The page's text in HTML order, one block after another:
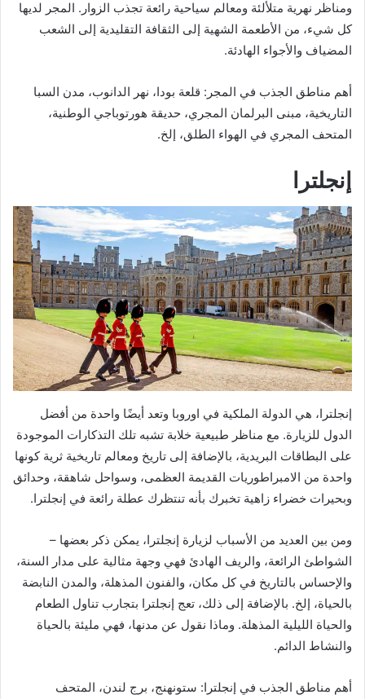
ومناظر نهرية متلألئة ومعالم سياحية رائعة تجذب الزوار. المجر لديها
كل شيء، من الأطعمة الشهية إلى الثقافة التقليدية إلى الشعب
المضياف والأجواء الهادئة.
أهم مناطق الجذب في المجر: قلعة بودا، نهر الدانوب، مدن السبا
التاريخية، مبنى البرلمان المجري، حديقة هورتوباجي الوطنية،
المتحف المجري في الهواء الطلق، إلخ.
إنجلترا
إنجلترا، هي الدولة الملكية في اوروبا وتعد أيضًا واحدة من أفضل
الدول للزيارة. مع مناظر طبيعية خلابة تشبه تلك التذكارات الموجودة
على البطاقات البريدية، بالإضافة إلى تاريخ ومعالم تاريخية ثرية كونها
واحدة من الامبراطوريات القديمة العظمى، وسواحل شاهقة، وحدائق
وبحيرات خضراء زاهية تخبرك بأنه تنتظرك عطلة رائعة في إنجلترا.
ومن بين العديد من الأسباب لزيارة إنجلترا، يمكن ذكر بعضها –
الشواطئ الرائعة، والريف الهادئ فهي وجهة مثالية على مدار السنة،
والإحساس بالتاريخ في كل مكان، والفنون المذهلة، والمدن النابضة
بالحياة، إلخ. بالإضافة إلى ذلك، تعج إنجلترا بتجارب تناول الطعام
والحياة الليلية المذهلة. وماذا نقول عن مدنها، فهي مليئة بالحياة
والنشاط الدائم.
أهم مناطق الجذب في إنجلترا: ستونهنج، برج لندن، المتحف